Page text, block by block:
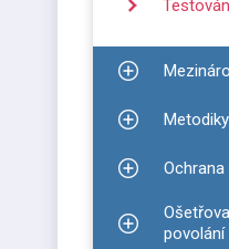
Zobrazit
Zobrazit
Zobrazit
Zobrazitpovolání